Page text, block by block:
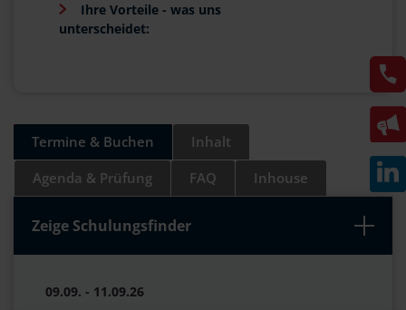
Ihre Vorteile - was uns
unterscheidet:
Termine & Buchen
Inhalt
Agenda & Prüfung
FAQ Inhouse
Zeige Schulungsfinder
09.09. - 11.09.26